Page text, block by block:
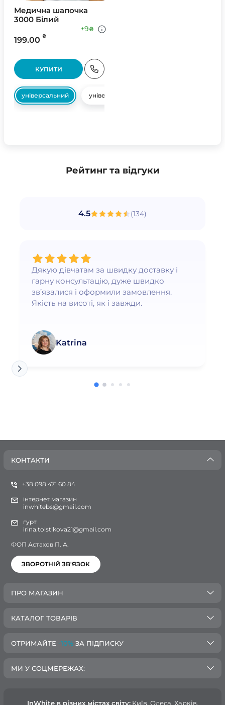
Медична шапочка
3000 Білий
199.00 ₴
+9₴
КУПИТИ
універсальний універсальний
Рейтинг та відгуки
4.5 (134)
Дякую дівчатам за швидку доставку і
гарну консультацію, дуже швидко
зв’язалися і оформили замовлення.
Якість на висоті, як і завжди.
Katrina
КОНТАКТИ
+38 098 471 60 84
інтернет магазин
inwhitebs@gmail.com
гурт
irina.tolstikova21@gmail.com
ФОП Астахов П. А.
ЗВОРОТНІЙ ЗВ'ЯЗОК
ПРО МАГАЗИН
КАТАЛОГ ТОВАРІВ
ОТРИМАЙТЕ -10% ЗА ПІДПИСКУ
МИ У СОЦМЕРЕЖАХ:
InWhite в різних містах світу:Київ, Одеса, Харків,